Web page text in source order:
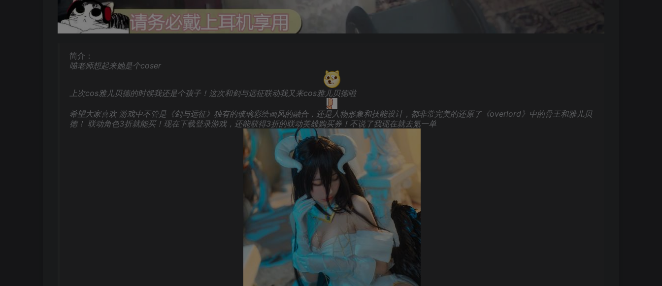
简介：
喵老师想起来她是个coser
上次cos雅儿贝德的时候我还是个孩子！这次和剑与远征联动我又来cos雅儿贝德啦
希望大家喜欢 游戏中不管是《剑与远征》独有的玻璃彩绘画风的融合，还是人物形象和技能设计，都非常完美的还原了《overlord》中的骨王和雅儿贝
德！ 联动角色3折就能买！现在下载登录游戏，还能获得3折的联动英雄购买券！不说了我现在就去氪一单